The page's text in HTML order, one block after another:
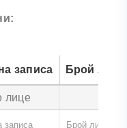
записа Брой лица
лице